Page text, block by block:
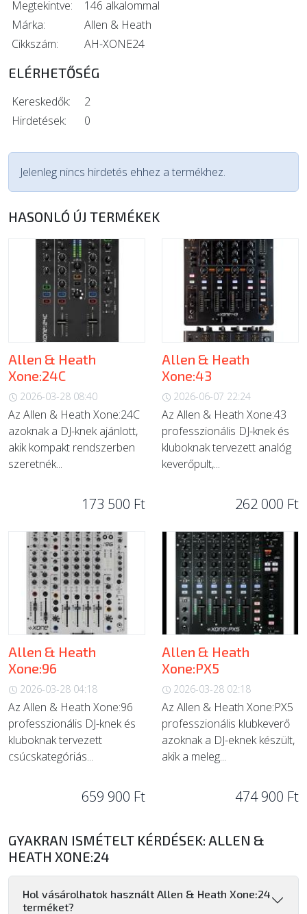
Megtekintve:
146 alkalommal
Márka:
Allen & Heath
Cikkszám:
AH-XONE24
ELÉRHETŐSÉG
Kereskedők:
2
Hirdetések:
0
Jelenleg nincs hirdetés ehhez a termékhez.
HASONLÓ ÚJ TERMÉKEK
Allen & Heath
Xone:24C
2026-03-28 08:40
Az Allen & Heath Xone:24C
azoknak a DJ-knek ajánlott,
akik kompakt rendszerben
szeretnék...
173 500 Ft
Allen & Heath
Xone:43
2026-06-07 22:24
Az Allen & Heath Xone:43
professzionális DJ-knek és
kluboknak tervezett analóg
keverőpult,...
262 000 Ft
Allen & Heath
Xone:96
2026-03-28 04:18
Az Allen & Heath Xone:96
professzionális DJ-knek és
kluboknak tervezett
csúcskategóriás...
659 900 Ft
Allen & Heath
Xone:PX5
2026-03-28 02:18
Az Allen & Heath Xone:PX5
professzionális klubkeverő
azoknak a DJ-eknek készült,
akik a meleg...
474 900 Ft
GYAKRAN ISMÉTELT KÉRDÉSEK: ALLEN &
HEATH XONE:24
Hol vásárolhatok használt Allen & Heath Xone:24
terméket?